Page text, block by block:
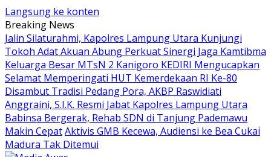
Langsung ke konten
Breaking News
Jalin Silaturahmi, Kapolres Lampung Utara Kunjungi
Tokoh Adat Akuan Abung Perkuat Sinergi Jaga Kamtibma
Keluarga Besar MTsN 2 Kanigoro KEDIRI Mengucapkan
Selamat Memperingati HUT Kemerdekaan RI Ke-80
Disambut Tradisi Pedang Pora, AKBP Raswidiati
Anggraini, S.I.K. Resmi Jabat Kapolres Lampung Utara
Babinsa Bergerak, Rehab SDN di Tanjung Pademawu
Makin CepatAktivis GMB Kecewa, Audiensi ke Bea Cukai
Madura Tak Ditemui